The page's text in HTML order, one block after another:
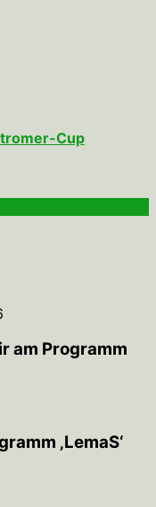
Cup
am Programm
‚LemaS‘